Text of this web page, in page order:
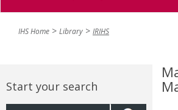
IHS Home Library IRIHS
Start your search